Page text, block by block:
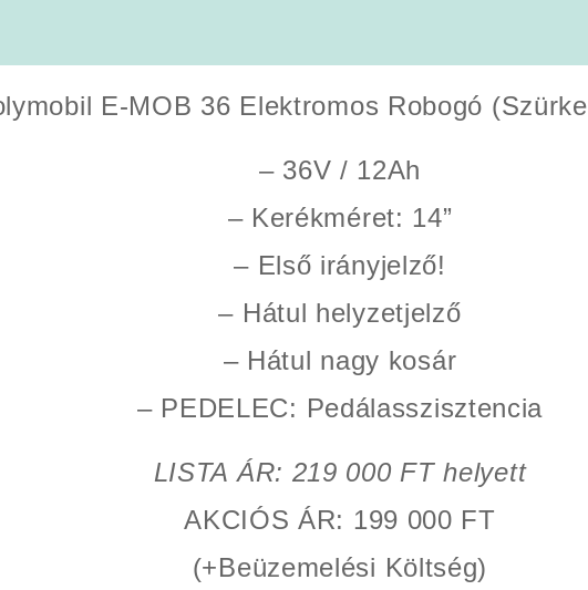
E-MOB 36 Elektromos Robogó
– 36V / 12Ah
– Kerékméret: 14”
– Első irányjelző!
– Hátul helyzetjelző
– Hátul nagy kosár
– PEDELEC: Pedálasszisztencia
LISTA ÁR: 219 000 FT helyett
AKCIÓS ÁR: 199 000 FT
(+Beüzemelési Költség)